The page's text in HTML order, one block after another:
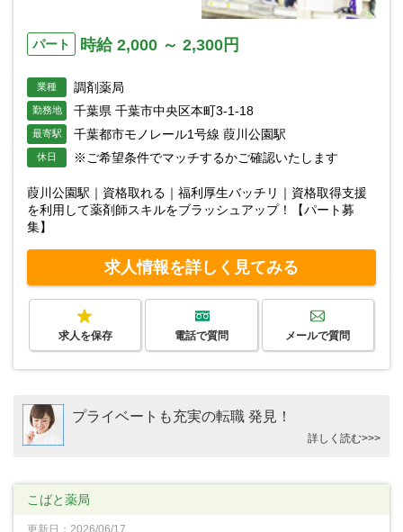
パート 時給 2,000 ～ 2,300円
業種 調剤薬局
勤務地 千葉県 千葉市中央区本町3-1-18
最寄駅 千葉都市モノレール1号線 葭川公園駅
休日 ※ご希望条件でマッチするかご確認いたします
葭川公園駅｜資格取れる｜福利厚生バッチリ｜資格取得支援
を利用して薬剤師スキルをブラッシュアップ！【パート募
集】
求人情報を詳しく見てみる
求人を保存 電話で質問 メールで質問
プライベートも充実の転職 発見！
詳しく読む>>>
こばと薬局
更新日：2026/06/17